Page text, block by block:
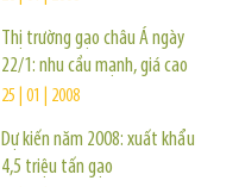
Thị trường gạo châu Á ngày
22/1: nhu cầu mạnh, giá cao
25 | 01 | 2008
Dự kiến năm 2008: xuất khẩu
4,5 triệu tấn gạo